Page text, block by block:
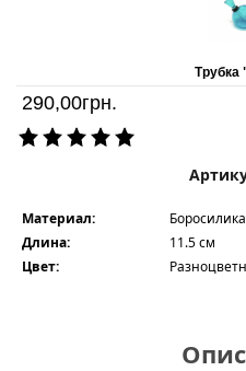
Трубка
290,00грн.
Материал:
Длина:
11.5 см
Цвет: